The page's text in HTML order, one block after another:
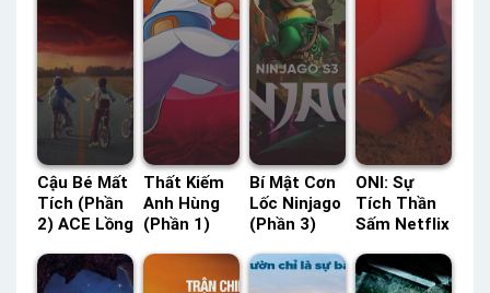
Cậu Bé Mất
Tích (Phần
2) ACE Lồng
Status: 09 /
09 Lồng
Thất Kiếm
Anh Hùng
(Phần 1)
Tiếng –
Status: 108
Bí Mật Cơn
Lốc Ninjago
(Phần 3)
Minh –
Status: 20 /
ONI: Sự
Tích Thần
Sấm Netflix
– Status:
04 / 04